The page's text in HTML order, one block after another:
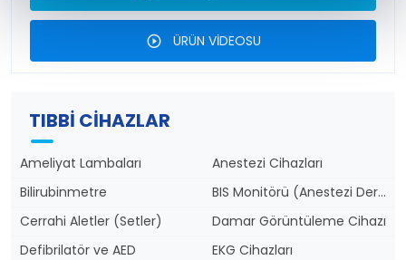
TIBBI CIHAZLAR
Ameliyat Lambaları
Anestezi Cihazları
Bilirubinmetre
BIS Monitörü (Anestezi Derinlik)
Cerrahi Aletler (Setler)
Damar Görüntüleme Cihazı
Defibrilatör ve AED
EKG Cihazları
ÜRÜN VİDEOSU